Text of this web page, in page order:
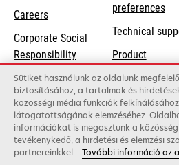
Careers
Corporate Social
Responsibilityopens
a
new
tab
Sustainability
Lexmark Partners
preferences
Technical
Product
registration
Find a dealer
List of
Lexmark International, Inc., a
Sütiket használunk az oldalunk
biztosításához, a tartalmak és
közösségi média funkciók
látogatottságának elemzéséhez.
információkat is megosztunk a
tevékenykedő, a hirdetési és elemzési
partnereinkkel. További információ az